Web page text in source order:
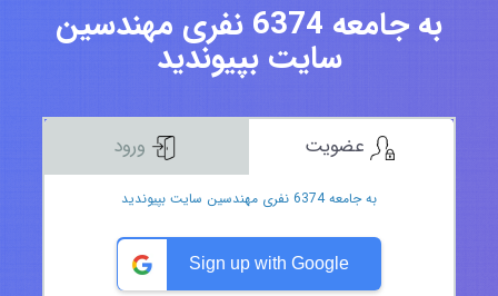
به جامعه 6374 نفری مهندسین
سایت بپیوندید
به جامعه 6374 نفری مهندسین سایت بپیوندید
Sign up with Google